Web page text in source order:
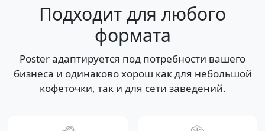
Подходит для любого
формата
Poster адаптируется под потребности вашего
бизнеса и одинаково хорош как для небольшой
кофеточки, так и для сети заведений.